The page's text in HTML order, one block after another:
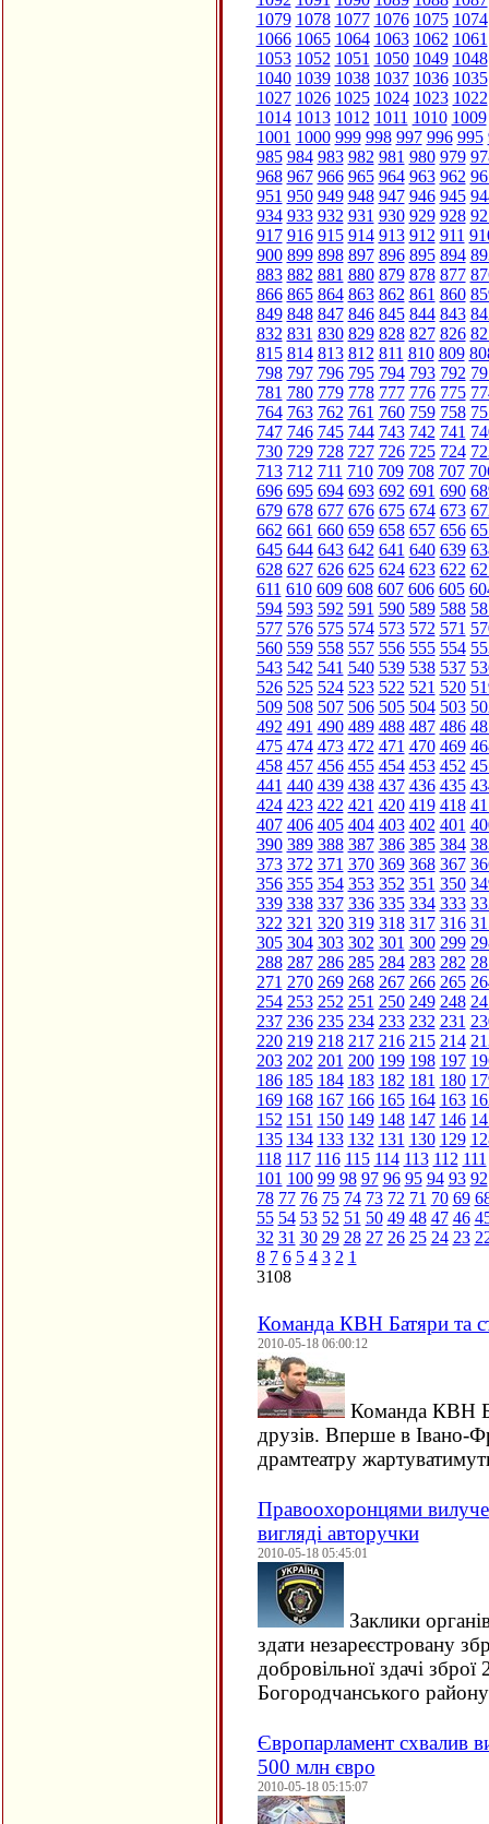
1079 1078 1077 1076 1075 1074
1066 1065 1064 1063 1062 1061
1053 1052 1051 1050 1049 1048
1040 1039 1038 1037 1036 1035
1027 1026 1025 1024 1023 1022
1014 1013 1012 1011 1010 1009
1001 1000 999 998 997 996 995
985 984 983 982 981 980 979
968 967 966 965 964 963 962
951 950 949 948 947 946 945
934 933 932 931 930 929 928
917 916 915 914 913 912 911
900 899 898 897 896 895 894
883 882 881 880 879 878 877
866 865 864 863 862 861 860
849 848 847 846 845 844 843
832 831 830 829 828 827 826
815 814 813 812 811 810 809
798 797 796 795 794 793 792
781 780 779 778 777 776 775
764 763 762 761 760 759 758
747 746 745 744 743 742 741
730 729 728 727 726 725 724
713 712 711 710 709 708 707
696 695 694 693 692 691 690
679 678 677 676 675 674 673
662 661 660 659 658 657 656
645 644 643 642 641 640 639
628 627 626 625 624 623 622
611 610 609 608 607 606 605
594 593 592 591 590 589 588
577 576 575 574 573 572 571
560 559 558 557 556 555 554
543 542 541 540 539 538 537
526 525 524 523 522 521 520
509 508 507 506 505 504 503
492 491 490 489 488 487 486
475 474 473 472 471 470 469
458 457 456 455 454 453 452
441 440 439 438 437 436 435
424 423 422 421 420 419 418
407 406 405 404 403 402 401
390 389 388 387 386 385 384
373 372 371 370 369 368 367
356 355 354 353 352 351 350
339 338 337 336 335 334 333
322 321 320 319 318 317 316
305 304 303 302 301 300 299
288 287 286 285 284 283 282
271 270 269 268 267 266 265
254 253 252 251 250 249 248
237 236 235 234 233 232 231
220 219 218 217 216 215 214
203 202 201 200 199 198 197
186 185 184 183 182 181 180
169 168 167 166 165 164 163
152 151 150 149 148 147 146
135 134 133 132 131 130 129
118 117 116 115 114 113 112 111
101 100 99 98 97 96 95 94 93 92
78 77 76 75 74 73 72 71 70 69
55 54 53 52 51 50 49 48 47 46
32 31 30 29 28 27 26 25 24 23
8 7 6 5 4 3 2 1
3108
Команда КВН Батяри та
2010-05-18 06:00:12
Команда КВН
друзів. Вперше в Івано-
драмтеатру
Правоохоронцями
вигляді авторучки
2010-05-18 05:45:01
Заклики
здати незареєстровану
добровільної здачі
Богородчанського
Європарламент схвалив
500 млн євро
2010-05-18 05:15:07